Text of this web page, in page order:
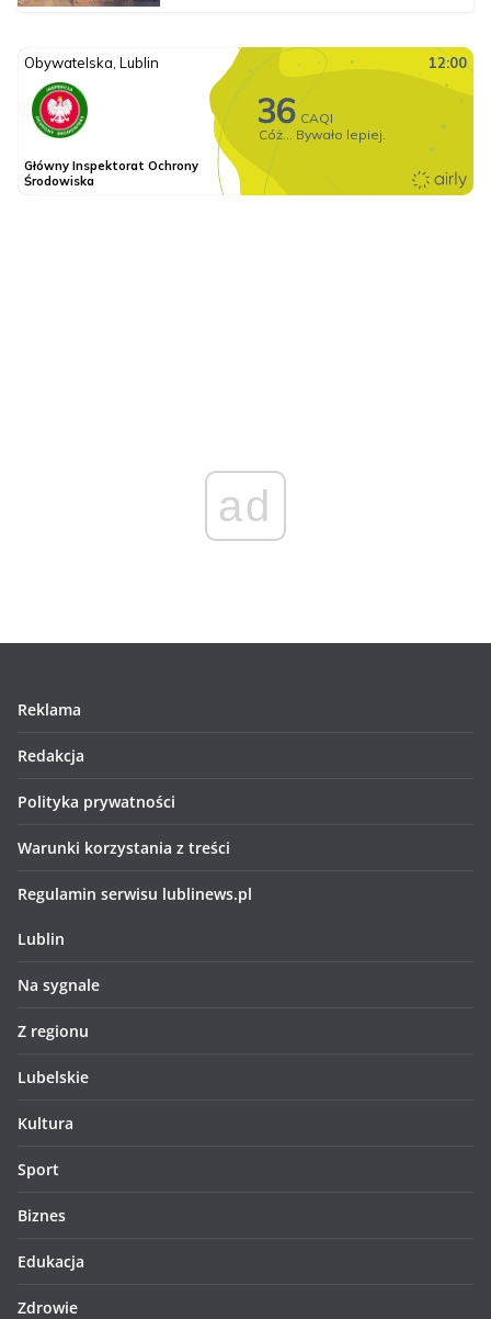
ad
Reklama
Redakcja
Polityka prywatności
Warunki korzystania z treści
Regulamin serwisu lublinews.pl
Lublin
Na sygnale
Z regionu
Lubelskie
Kultura
Sport
Biznes
Edukacja
Zdrowie